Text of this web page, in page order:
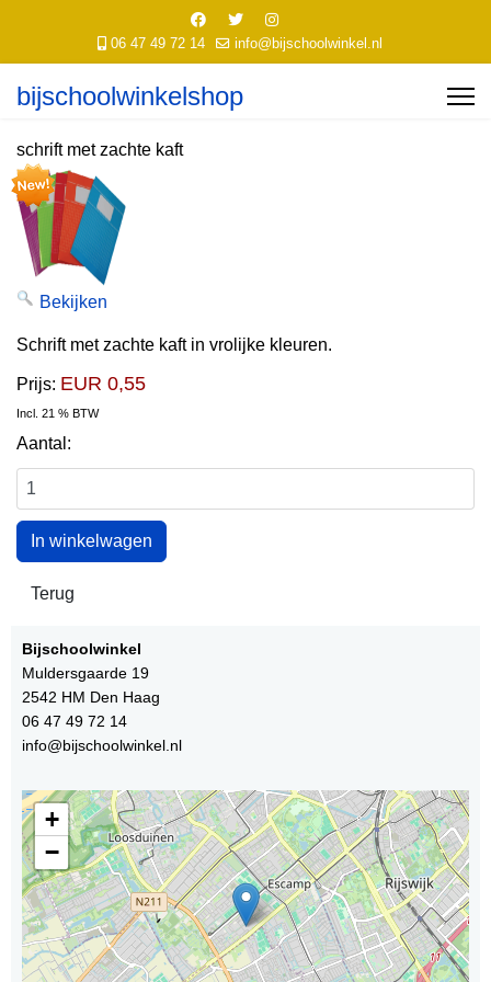
06 47 49 72 14 info@bijschoolwinkel.nl
bijschoolwinkelshop
schrift met zachte kaft
Bekijken
Schrift met zachte kaft in vrolijke kleuren.
Prijs: EUR 0,55
Incl. 21 % BTW
Aantal:
Bijschoolwinkel
Muldersgaarde 19
2542 HM Den Haag
06 47 49 72 14
info@bijschoolwinkel.nl
+
−